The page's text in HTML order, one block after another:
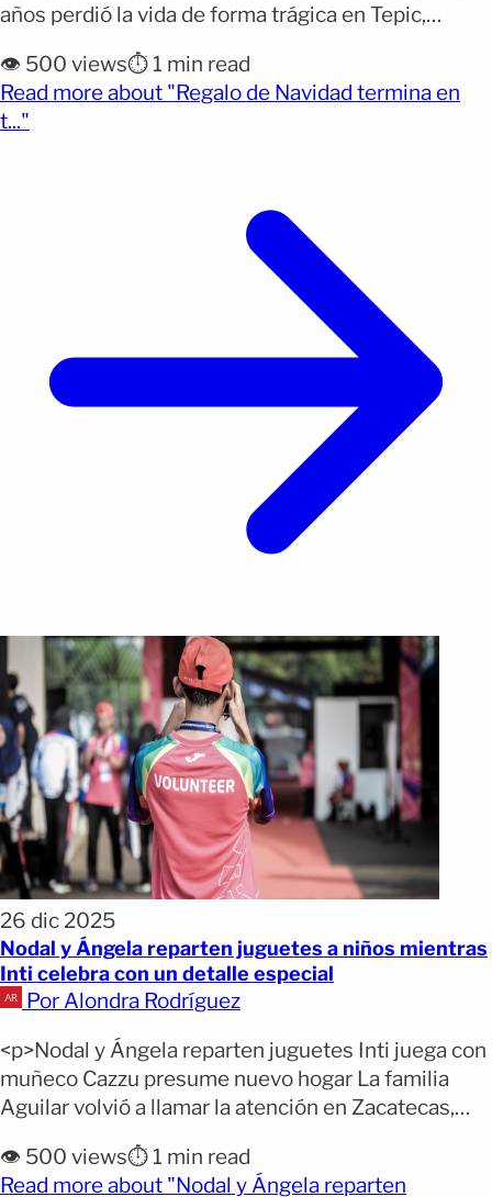
años perdió la vida de forma trágica en Tepic,
apenas unas horas después de la celebración de
Navidad. El hecho ocurrió durante las primeras
horas del 25 de diciembre en la colonia Tierra
👁️ 500 views⏱️ 1 min read
Read more about "Regalo de Navidad termina en
t..."
26 dic 2025
Nodal y Ángela reparten juguetes a niños mientras
Inti celebra con un detalle especial
Por Alondra Rodríguez
<p>Nodal y Ángela reparten juguetes Inti juega con
muñeco Cazzu presume nuevo hogar La familia
Aguilar volvió a llamar la atención en Zacatecas,
entre decenas de niños. Christian Nodal, Ángela
👁️ 500 views⏱️ 1 min read
Read more about "Nodal y Ángela reparten